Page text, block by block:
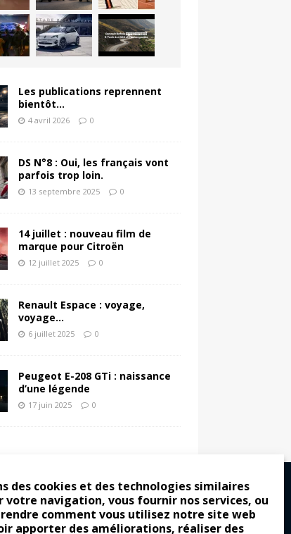
des cookies et des technologies similaires
navigation, vous fournir nos services, ou
comment vous utilisez notre site web
apporter des améliorations, réaliser des
Les publications reprennent
bientôt…
4 avril 2026 0
DS N°8 : Oui, les français vont
parfois trop loin.
13 septembre 2025 0
14 juillet : nouveau film de
marque pour Citroën
12 juillet 2025 0
Renault Espace : voyage,
voyage…
6 juillet 2025 0
Peugeot E-208 GTi : naissance
d’une légende
17 juin 2025 0
les gens vrais